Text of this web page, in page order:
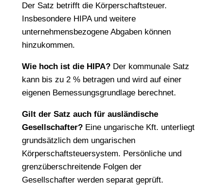
Der Satz betrifft die Körperschaftsteuer.
Insbesondere HIPA und weitere
unternehmensbezogene Abgaben können
hinzukommen.
Wie hoch ist die HIPA?Der kommunale Satz
kann bis zu 2 % betragen und wird auf einer
eigenen Bemessungsgrundlage berechnet.
Gilt der Satz auch für ausländische
Gesellschafter?Eine ungarische Kft. unterliegt
grundsätzlich dem ungarischen
Körperschaftsteuersystem. Persönliche und
grenzüberschreitende Folgen der
Gesellschafter werden separat geprüft.